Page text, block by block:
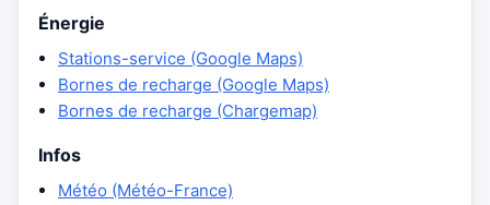
Énergie
Stations-service (Google Maps)
Bornes de recharge (Google Maps)
Bornes de recharge (Chargemap)
Infos
Météo (Météo-France)